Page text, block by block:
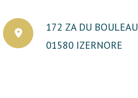
172 ZA DU BOULEAU
01580 IZERNORE